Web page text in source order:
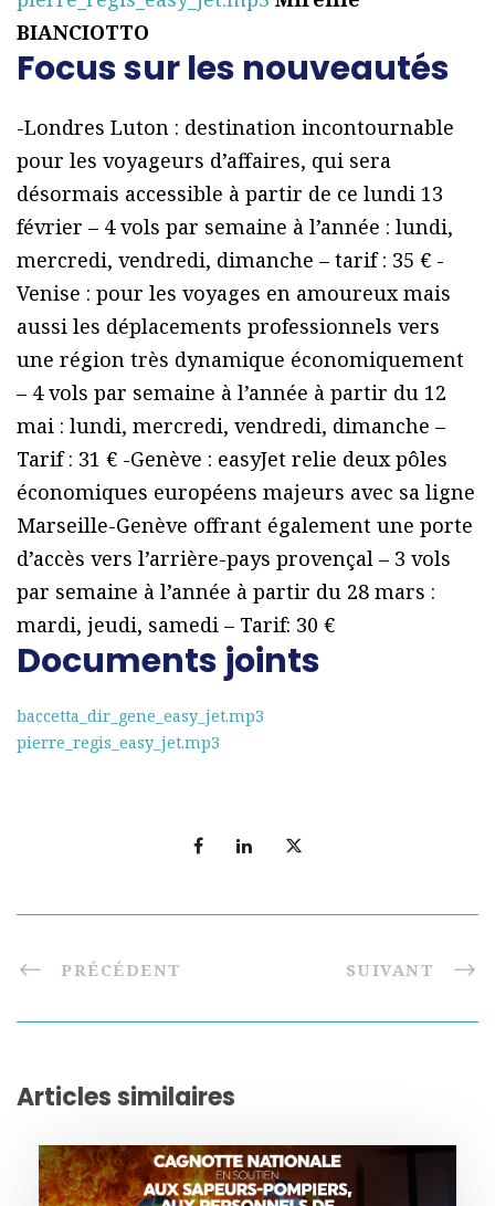
BIANCIOTTO
Focus sur les nouveautés
-Londres Luton : destination incontournable
pour les voyageurs d’affaires, qui sera
désormais accessible à partir de ce lundi 13
février – 4 vols par semaine à l’année : lundi,
mercredi, vendredi, dimanche – tarif : 35 € -
Venise : pour les voyages en amoureux mais
aussi les déplacements professionnels vers
une région très dynamique économiquement
– 4 vols par semaine à l’année à partir du 12
mai : lundi, mercredi, vendredi, dimanche –
Tarif : 31 € -Genève : easyJet relie deux pôles
économiques européens majeurs avec sa ligne
Marseille-Genève offrant également une porte
d’accès vers l’arrière-pays provençal – 3 vols
par semaine à l’année à partir du 28 mars :
mardi, jeudi, samedi – Tarif: 30 €
Documents joints
baccetta_dir_gene_easy_jet.mp3
pierre_regis_easy_jet.mp3
PRÉCÉDENT SUIVANT
Articles similaires